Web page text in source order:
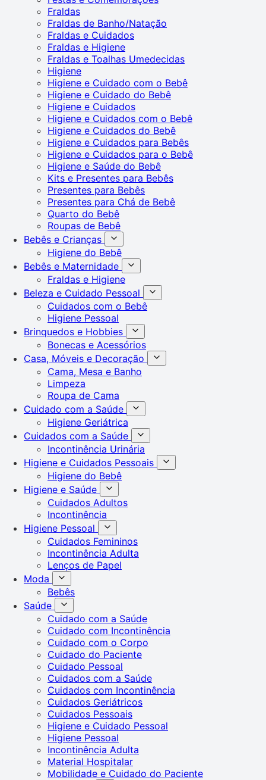
Fraldas
Fraldas de Banho/Natação
Fraldas e Cuidados
Fraldas e Higiene
Fraldas e Toalhas Umedecidas
Higiene
Higiene e Cuidado com o Bebê
Higiene e Cuidado do Bebê
Higiene e Cuidados
Higiene e Cuidados com o Bebê
Higiene e Cuidados do Bebê
Higiene e Cuidados para Bebês
Higiene e Cuidados para o Bebê
Higiene e Saúde do Bebê
Kits e Presentes para Bebês
Presentes para Bebês
Presentes para Chá de Bebê
Quarto do Bebê
Roupas de Bebê
Bebês e Crianças
Higiene do Bebê
Bebês e Maternidade
Fraldas e Higiene
Beleza e Cuidado Pessoal
Cuidados com o Bebê
Higiene Pessoal
Brinquedos e Hobbies
Bonecas e Acessórios
Casa, Móveis e Decoração
Cama, Mesa e Banho
Limpeza
Roupa de Cama
Cuidado com a Saúde
Higiene Geriátrica
Cuidados com a Saúde
Incontinência Urinária
Higiene e Cuidados Pessoais
Higiene do Bebê
Higiene e Saúde
Cuidados Adultos
Incontinência
Higiene Pessoal
Cuidados Femininos
Incontinência Adulta
Lenços de Papel
Moda
Bebês
Saúde
Cuidado com a Saúde
Cuidado com Incontinência
Cuidado com o Corpo
Cuidado do Paciente
Cuidado Pessoal
Cuidados com a Saúde
Cuidados com Incontinência
Cuidados Geriátricos
Cuidados Pessoais
Higiene e Cuidado Pessoal
Higiene Pessoal
Incontinência Adulta
Material Hospitalar
Mobilidade e Cuidado do Paciente